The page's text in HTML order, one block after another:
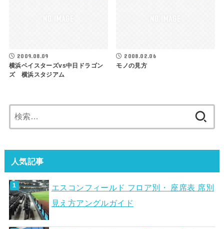
2009.08.09
横浜ベイスターズvs中日ドラゴン
ズ 横浜スタジアム
2008.02.06
モノの見方
索:
人気記事
エスコンフィールド フロア別・ 座席表 席別
見え方アングルガイド